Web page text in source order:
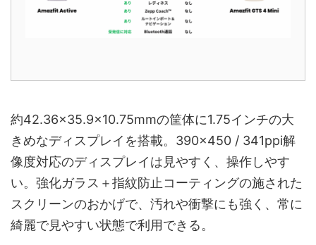
約42.36×35.9×10.75mmの筐体に1.75インチの大
きめなディスプレイを搭載。390×450 / 341ppi解
像度対応のディスプレイは見やすく、操作しやす
い。強化ガラス＋指紋防止コーティングの施された
スクリーンのおかげで、汚れや衝撃にも強く、常に
綺麗で見やすい状態で利用できる。